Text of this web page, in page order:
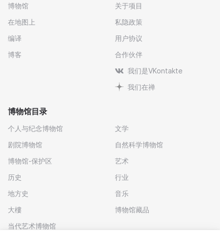
博物馆
在地图上
编译
博客
关于项目
私隐政策
用户协议
合作伙伴
我们是VKontakte
我们在禅
博物馆目录
个人与纪念博物馆
剧院博物馆
博物馆-保护区
历史
地方史
大樓
当代艺术博物馆
文学
自然科学博物馆
艺术
行业
音乐
博物馆藏品